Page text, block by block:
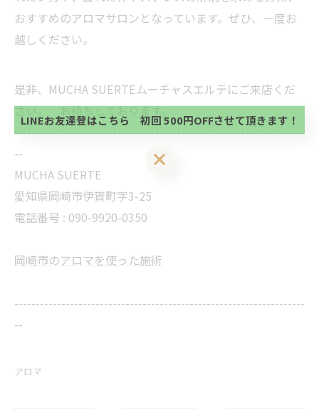
おすすめのアロマサロンとなっています。ぜひ、一度お
越しください。
是非、MUCHA SUERTEムーチャスエルテにご来店くだ
さい。 お待ちしております。
--------------------------------------------------------------------
--
MUCHA SUERTE
愛知県岡崎市伊賀町字3-25
電話番号 : 090-9920-0350
岡崎市のアロマを使った施術
--------------------------------------------------------------------
--
アロマ
当サロンの公式LINE@にお友達登録頂いたお客様は
初回 500円OFFさせて頂きます。 既に 追加済の
方、不必要な方 お手数ですが、✖印でお閉じ下さ
い。
LINEお友達登はこちら 初回 500円OFFさせて頂きます！
方、不必要な方 お手数ですが、✖印でお閉じ下さ
い。
LINEお友達登はこちら 初回 500円OFFさせて頂きます！